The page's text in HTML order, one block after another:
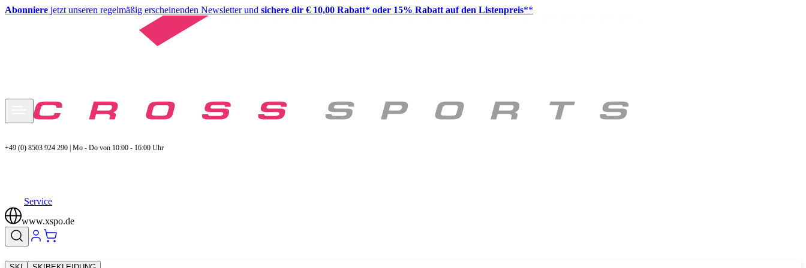
Abonniere jetzt unseren regelmäßig erscheinenden Newsletter und sichere dir € 10,00 Rabatt* oder 15% Rabatt auf den Listenpreis**
+49 (0) 8503 924 290 | Mo - Do von 10:00 - 16:00 Uhr
Service
www.xspo.de